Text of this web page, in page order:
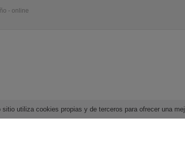
sitio utiliza cookies propias y de terceros para ofrecer una
- online